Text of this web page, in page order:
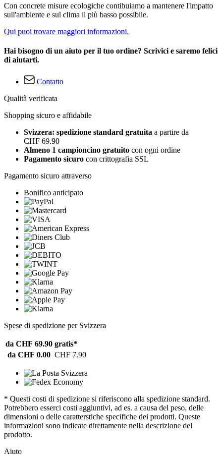
Con concrete misure ecologiche contibuiamo a mantenere l'impatto
sull'ambiente e sul clima il più basso possibile.
Qui puoi trovare maggiori informazioni.
Hai bisogno di un aiuto per il tuo ordine? Scrivici e saremo felici
di aiutarti.
Contatto
Qualità verificata
Shopping sicuro e affidabile
Svizzera: spedizione standard gratuita a partire da
CHF 69.90
Almeno 1 campioncino gratuito con ogni ordine
Pagamento sicuro con crittografia SSL
Pagamento sicuro attraverso
Bonifico anticipato
Spese di spedizione per Svizzera
da CHF 69.90 gratis*
da CHF 0.00 CHF 7.90
* Questi costi di spedizione si riferiscono alla spedizione standard.
Potrebbero esserci costi aggiuntivi, ad es. a causa del peso, delle
dimensioni o delle caratterstiche specifiche dei prodotti. Queste
informazioni sono indicate direttamente nella descrizione del
prodotto.
Aiuto